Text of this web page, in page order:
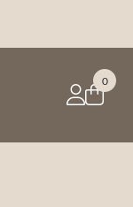
0